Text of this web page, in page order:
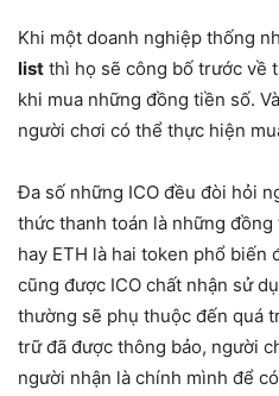
Khi một doanh nghiệp thống
list thì họ sẽ công bố trước về
khi mua những đồng tiền số.
người chơi có thể thực hiện
Đa số những ICO đều đòi hỏi
thức thanh toán là những
hay ETH là hai token phổ biến
cũng được ICO chất nhận sử
thường sẽ phụ thuộc đến quá
trữ đã được thông bảo, người
người nhận là chính mình để